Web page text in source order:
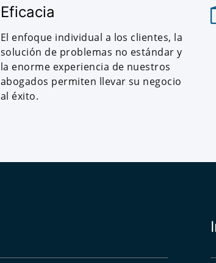
Eficacia
El enfoque individual a los clientes, la
solución de problemas no estándar y
la enorme experiencia de nuestros
abogados permiten llevar su negocio
al éxito.